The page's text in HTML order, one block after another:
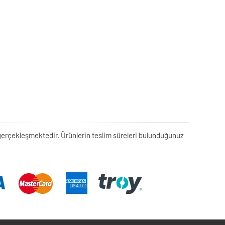
Ürünlerin teslim süreleri bulunduğunuz